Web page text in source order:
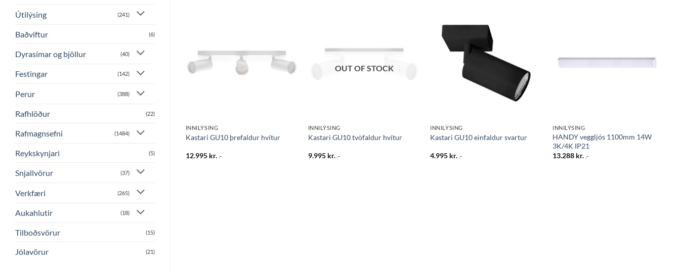
Útilýsing (241)
Baðviftur (6)
Dyrasímar og bjöllur (40)
Festingar (142)
Perur (388)
Rafhlöður (22)
Rafmagnsefni (1484)
Reykskynjari (5)
Snjallvörur (37)
Verkfæri (265)
Aukahlutir (18)
Tilboðsvörur (15)
Jólavörur (21)
INNILÝSING
Kastari GU10 þrefaldur hvítur
12.995 kr. .-
óskalista
OUT OF STOCK
INNILÝSING
Kastari GU10 tvöfaldur hvítur
9.995 kr. .-
INNILÝSING
Kastari GU10 einfaldur svartur
4.995 kr. .-
INNILÝSING
HANDY veggljós 1100mm 14W
3K/4K IP21
13.288 kr. .-
Bæta
IP44 GU10
Bæta
xCUBE veggljós 1X50W G9 9X9